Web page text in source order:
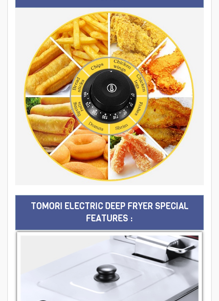
TOMORI ELECTRIC DEEP FRYER SPECIAL
FEATURES :